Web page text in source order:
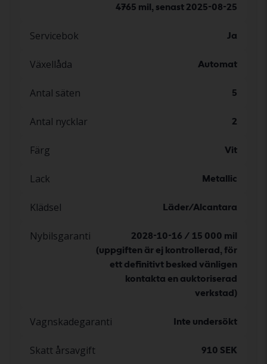
4765 mil, senast 2025-08-25
Servicebok Ja
Växellåda Automat
Antal säten 5
Antal nycklar 2
Färg Vit
Lack Metallic
Klädsel Läder/Alcantara
Nybilsgaranti
2028-10-16 / 15 000 mil
(uppgiften är ej kontrollerad, för
ett definitivt besked vänligen
kontakta en auktoriserad
verkstad)
Vagnskadegaranti Inte undersökt
Skatt årsavgift 910 SEK